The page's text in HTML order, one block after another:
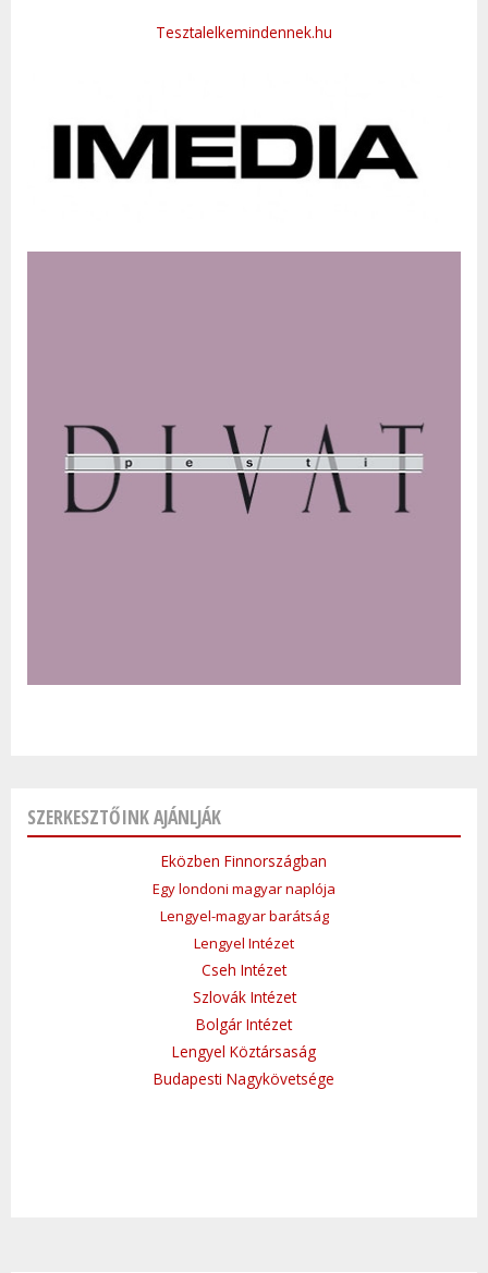
Tesztalelkemindennek.hu
SZERKESZTŐINK AJÁNLJÁK
Eközben Finnországban
Egy londoni magyar naplója
Lengyel-magyar barátság
Lengyel Intézet
Cseh Intézet
Szlovák Intézet
Bolgár Intézet
Lengyel Köztársaság
Budapesti Nagykövetsége